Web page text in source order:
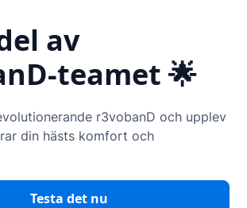
av
teamet 🌟
r3vobanD och upplev
din hästs komfort och
Testa det nu